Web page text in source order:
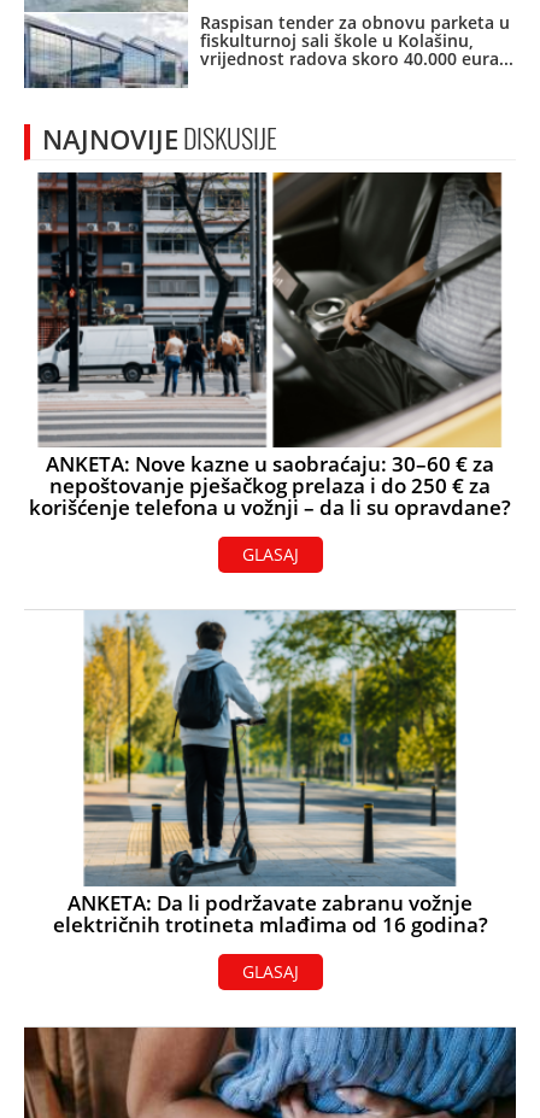
Raspisan tender za obnovu parketa u
fiskulturnoj sali škole u Kolašinu,
vrijednost radova skoro 40.000 eura
NAJNOVIJE DISKUSIJE
ANKETA: Nove kazne u saobraćaju: 30–60 € za
nepoštovanje pješačkog prelaza i do 250 € za
korišćenje telefona u vožnji – da li su opravdane?
GLASAJ
ANKETA: Da li podržavate zabranu vožnje
električnih trotineta mlađima od 16 godina?
GLASAJ